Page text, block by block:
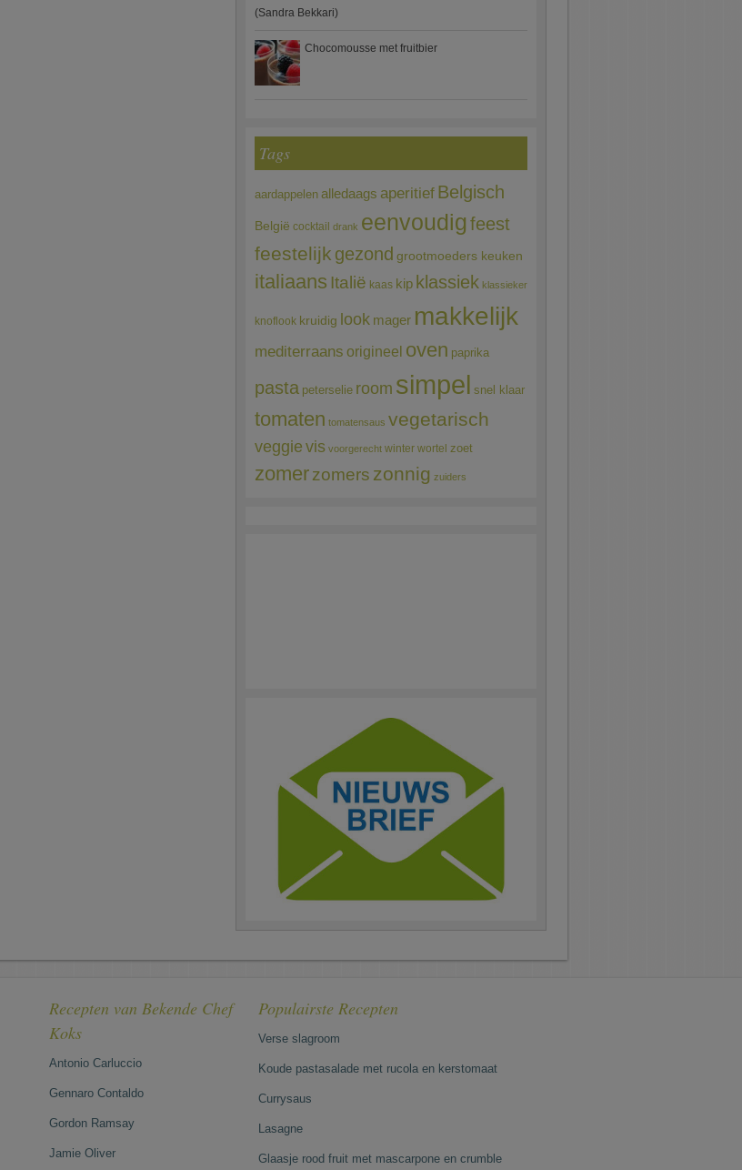
(Sandra Bekkari)
Chocomousse met fruitbier
Tags
aardappelen alledaags aperitief Belgisch
België cocktail drank eenvoudigfeest
feestelijk gezond grootmoeders keuken
italiaans Italië kaas kip klassiek klassieker
knoflook kruidig look mager makkelijk
mediterraans origineel oven paprika
pasta peterselie room simpel snel klaar
tomaten tomatensaus vegetarisch
veggie vis voorgerecht winter wortel zoet
zomerzomers zonnig zuiders
Recepten van Bekende Chef
Koks
Antonio Carluccio
Gennaro Contaldo
Gordon Ramsay
Jamie Oliver
Populairste Recepten
Verse slagroom
Koude pastasalade met rucola en kerstomaat
Currysaus
Lasagne
Glaasje rood fruit met mascarpone en crumble